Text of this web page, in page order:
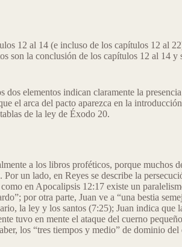
12 al 14 (e incluso de los capítulos 12 al
son la conclusión de los capítulos 12 al 14
elementos indican claramente la
el arca del pacto aparezca en la
de la ley de Éxodo 20.
a los libros proféticos, porque muchos
un lado, en Reyes se describe la
en Apocalipsis 12:17 existe un
por otra parte, Juan ve a “una bestia
la ley y los santos (7:25); Juan indica que
tuvo en mente el ataque del cuerno
los “tres tiempos y medio” de dominio